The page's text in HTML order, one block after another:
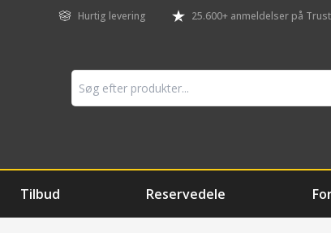
Hurtig levering 25.600+ anmeldelser på
Tilbud Reservedele